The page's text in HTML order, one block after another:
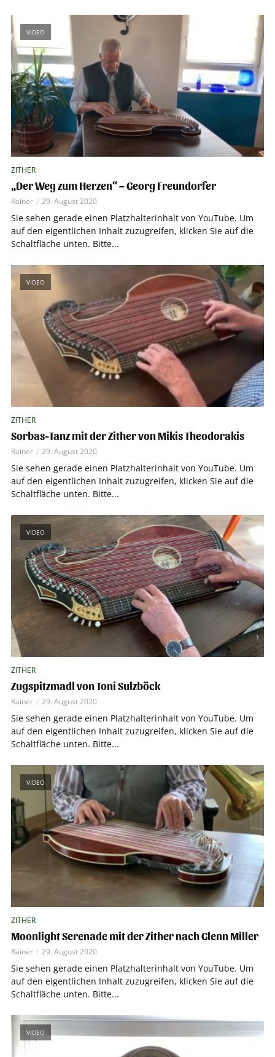
VIDEO
ZITHER
„Der Weg zum Herzen“ – Georg Freundorfer
Rainer 29. August 2020
Sie sehen gerade einen Platzhalterinhalt von YouTube. Um
auf den eigentlichen Inhalt zuzugreifen, klicken Sie auf die
Schaltfläche unten. Bitte...
VIDEO
ZITHER
Sorbas-Tanz mit der Zither von Mikis Theodorakis
Rainer 29. August 2020
Sie sehen gerade einen Platzhalterinhalt von YouTube. Um
auf den eigentlichen Inhalt zuzugreifen, klicken Sie auf die
Schaltfläche unten. Bitte...
VIDEO
ZITHER
Zugspitzmadl von Toni Sulzböck
Rainer 29. August 2020
Sie sehen gerade einen Platzhalterinhalt von YouTube. Um
auf den eigentlichen Inhalt zuzugreifen, klicken Sie auf die
Schaltfläche unten. Bitte...
VIDEO
ZITHER
Moonlight Serenade mit der Zither nach Glenn Miller
Rainer 29. August 2020
Sie sehen gerade einen Platzhalterinhalt von YouTube. Um
auf den eigentlichen Inhalt zuzugreifen, klicken Sie auf die
Schaltfläche unten. Bitte...
VIDEO